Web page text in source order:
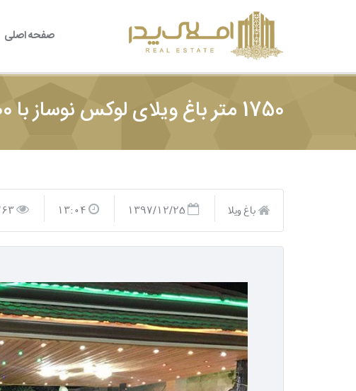
صفحه اصلی
1750 متر باغ ویلای لوکس نوساز با 300 متر ویلای 3 خواب در ملارد
باغ ویلا